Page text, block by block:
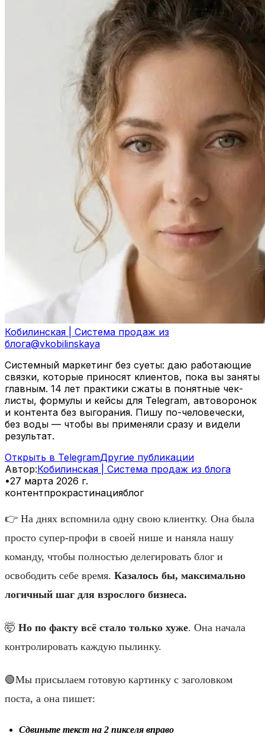
Кобилинская | Система продаж из
блога@vkobilinskaya
Системный маркетинг без суеты: даю работающие
связки, которые приносят клиентов, пока вы заняты
главным. 14 лет практики сжаты в понятные чек-
листы, формулы и кейсы для Telegram, автоворонок
и контента без выгорания. Пишу по-человечески,
без воды — чтобы вы применяли сразу и видели
результат.
Открыть в TelegramДругие публикации
Автор:Кобилинская | Система продаж из блога
•27 марта 2026 г.
контентпрокрастинацияблог
👉 На днях вспомнила одну свою клиентку. Она была
просто супер-профи в своей нише и наняла нашу
команду, чтобы полностью делегировать блог и
освободить себе время. Казалось бы, максимально
логичный шаг для взрослого бизнеса.
🤯 Но по факту всё стало только хуже. Она начала
контролировать каждую пылинку.
🟢Мы присылаем готовую картинку с заголовком
поста, а она пишет:
Сдвиньте текст на 2 пикселя вправо